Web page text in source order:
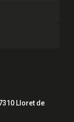
Lloret de